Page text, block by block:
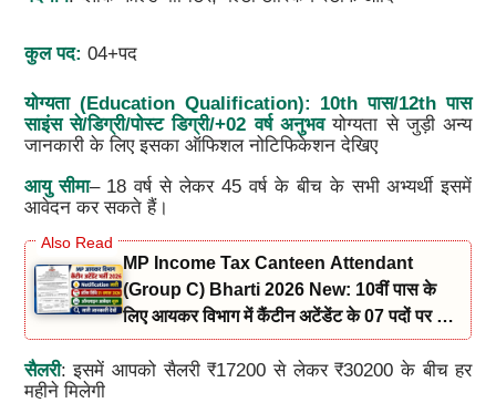
कुल पद: 04+पद
योग्यता (Education Qualification): 10th पास/12th पास
साइंस से/डिग्री/पोस्ट डिग्री/+02 वर्ष अनुभवयोग्यता से जुड़ी अन्य
जानकारी के लिए इसका ऑफिशल नोटिफिकेशन देखिए
आयु सीमा– 18 वर्ष से लेकर 45 वर्ष के बीच के सभी अभ्यर्थी इसमें
आवेदन कर सकते हैं।
MP Income Tax Canteen Attendant
(Group C) Bharti 2026 New: 10वीं पास के
लिए आयकर विभाग में कैंटीन अटेंडेंट के 07 पदों पर भर्ती
नोटिफिकेशन और आवेदन जारी
सैलरी: इसमें आपको सैलरी ₹17200 से लेकर ₹30200 के बीच हर
महीने मिलेगी